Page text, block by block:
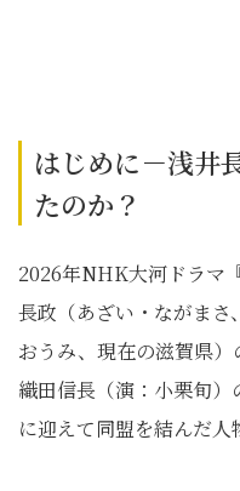
はじめに－浅井
たのか？
2026年NHK大河ドラマ
長政（あざい・ながま
おうみ、現在の滋賀県）
織田信長（演：小栗旬
に迎えて同盟を結んだ人